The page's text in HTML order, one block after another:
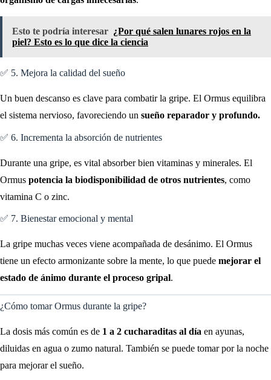
Esto te podría interesar ¿Por qué salen lunares rojos en la
piel? Esto es lo que dice la ciencia
✅ 5. Mejora la calidad del sueño
Un buen descanso es clave para combatir la gripe. El Ormus equilibra
el sistema nervioso, favoreciendo un sueño reparador y profundo.
✅ 6. Incrementa la absorción de nutrientes
Durante una gripe, es vital absorber bien vitaminas y minerales. El
Ormus potencia la biodisponibilidad de otros nutrientes, como
vitamina C o zinc.
✅ 7. Bienestar emocional y mental
La gripe muchas veces viene acompañada de desánimo. El Ormus
tiene un efecto armonizante sobre la mente, lo que puede mejorar el
estado de ánimo durante el proceso gripal.
¿Cómo tomar Ormus durante la gripe?
La dosis más común es de 1 a 2 cucharaditas al día en ayunas,
diluidas en agua o zumo natural. También se puede tomar por la noche
para mejorar el sueño.